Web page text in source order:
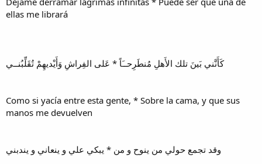
ellas me librará
كَأَنَّني بَينَ تلك الأَهلِ مُنطَرِحــَاً * عَلى الفِراشِ وَأَيْديهِمْ تُقَلِّبُنــي
Como si yacía entre esta gente, * Sobre la cama, y que sus
manos me devuelven
وقد تجمع حولي من ينوح و من * يبكي علي و ينعاني و يندبني